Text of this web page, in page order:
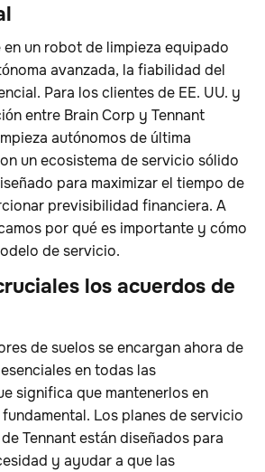
un robot de limpieza equipado
avanzada, la fiabilidad del
Para los clientes de EE. UU. y
entre Brain Corp y Tennant
autónomos de última
un ecosistema de servicio sólido
para maximizar el tiempo de
previsibilidad financiera. A
por qué es importante y cómo
de servicio.
los acuerdos de
de suelos se encargan ahora de
en todas las
significa que mantenerlos en
Los planes de servicio
Tennant están diseñados para
y ayudar a que las